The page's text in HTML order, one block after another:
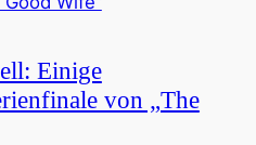
Einige
von „The